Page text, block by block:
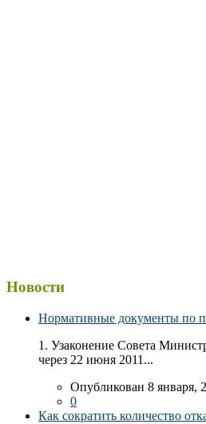
Новости
Нормативные документы по
1. Узаконение Совета
через 22 июня 2011...
Опубликован 8 января,
0
Как сократить количество